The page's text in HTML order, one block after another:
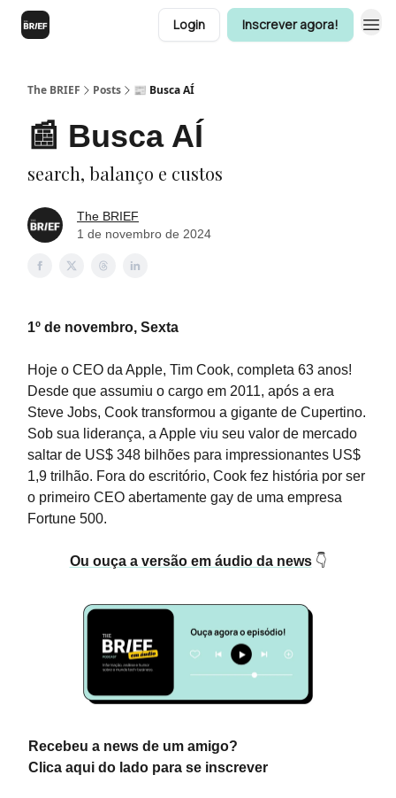
Login Inscrever agora!
The BRIEF Posts 📰 Busca AÍ
📰 Busca AÍ
search, balanço e custos
The BRIEF
1 de novembro de 2024
1º de novembro, Sexta
Hoje o CEO da Apple, Tim Cook, completa 63 anos!
Desde que assumiu o cargo em 2011, após a era
Steve Jobs, Cook transformou a gigante de Cupertino.
Sob sua liderança, a Apple viu seu valor de mercado
saltar de US$ 348 bilhões para impressionantes US$
1,9 trilhão. Fora do escritório, Cook fez história por ser
o primeiro CEO abertamente gay de uma empresa
Fortune 500.
Ou ouça a versão em áudio da news👇
Recebeu a news de um amigo?
Clica aqui do lado para se inscrever